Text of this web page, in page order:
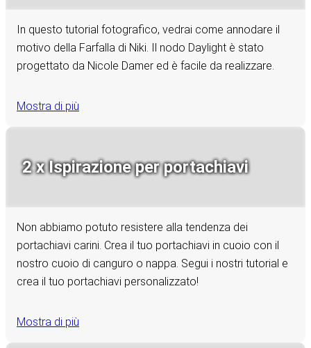
In questo tutorial fotografico, vedrai come annodare il
motivo della Farfalla di Niki. Il nodo Daylight è stato
progettato da Nicole Damer ed è facile da realizzare.
Mostra di più
2 x Ispirazione per portachiavi
Non abbiamo potuto resistere alla tendenza dei
portachiavi carini. Crea il tuo portachiavi in cuoio con il
nostro cuoio di canguro o nappa. Segui i nostri tutorial e
crea il tuo portachiavi personalizzato!
Mostra di più